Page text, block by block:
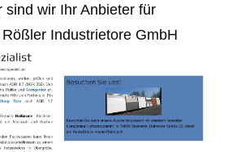
sind wir Ihr Anbieter für
Industrietore GmbH